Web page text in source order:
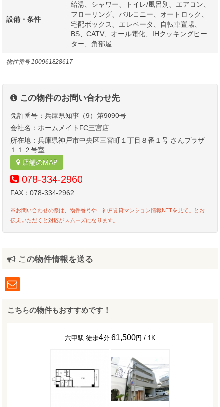
物件番号100961828617
設備・条件
給湯、シャワー、トイレ/風呂別、エアコン、
フローリング、バルコニー、オートロック、
宅配ボックス、エレベータ、自転車置場、
BS、CATV、オール電化、IHクッキングヒー
ター、角部屋
この物件のお問い合わせ先
免許番号：兵庫県知事（9）第9090号
会社名：ホームメイトFC三宮店
所在地：兵庫県神戸市中央区三宮町１丁目８番１号 さんプラザ
１１２号室
店舗のMAP
078-334-2960
FAX：078-334-2962
※お問い合わせの際は、物件番号や「神戸賃貸マンション情報NETを見て」とお
伝えいただくと対応がスムーズになります。
この物件情報を送る
こちらの物件もおすすめです！
六甲駅 徒歩4分 61,500円 / 1K